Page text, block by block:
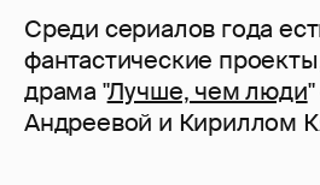
Среди сериалов года
фантастические
драма "Лучше, чем люди
Андреевой и Кириллом